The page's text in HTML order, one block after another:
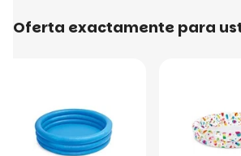
Oferta exactamente para